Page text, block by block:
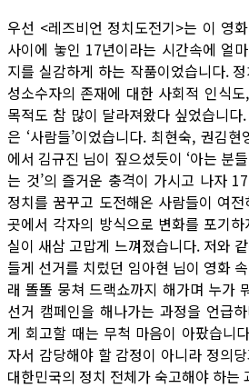
우선 <레즈비언 정치도전기>는 이 영
사이에 놓인 17년이라는 시간속에 얼
지를 실감하게 하는 작품이었습니다.
성소수자의 존재에 대한 사회적 인식
목적도 참 많이 달라져왔다 싶었습니
은 ‘사람들’이었습니다. 최현숙, 권김
에서 김규진 님이 짚으셨듯이 ‘아는 분
는 것’의 즐거운 충격이 가시고 나자
정치를 꿈꾸고 도전해온 사람들이 여
곳에서 각자의 방식으로 변화를 포기
실이 새삼 고맙게 느껴졌습니다. 저와
들게 선거를 치렀던 임아현 님이 영화
래 똘똘 뭉쳐 드랙쇼까지 해가며 누가
선거 캠페인을 해나가는 과정을 언급
게 회고할 때는 무척 마음이 아팠습니
자서 감당해야 할 감정이 아니라 정의
대한민국의 정치 전체가 숙고해야 하는